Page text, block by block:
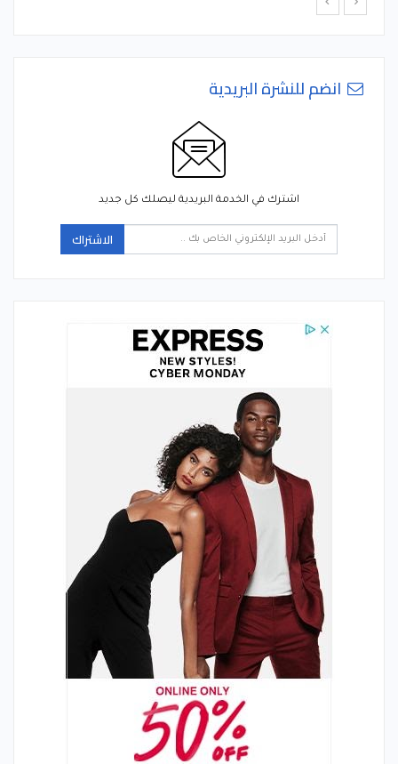
انضم للنشرة البريدية
اشترك في الخدمة البريدية ليصلك كل جديد
الاشتراك